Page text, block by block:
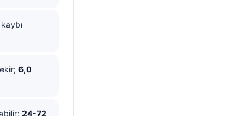
6,0
24-72